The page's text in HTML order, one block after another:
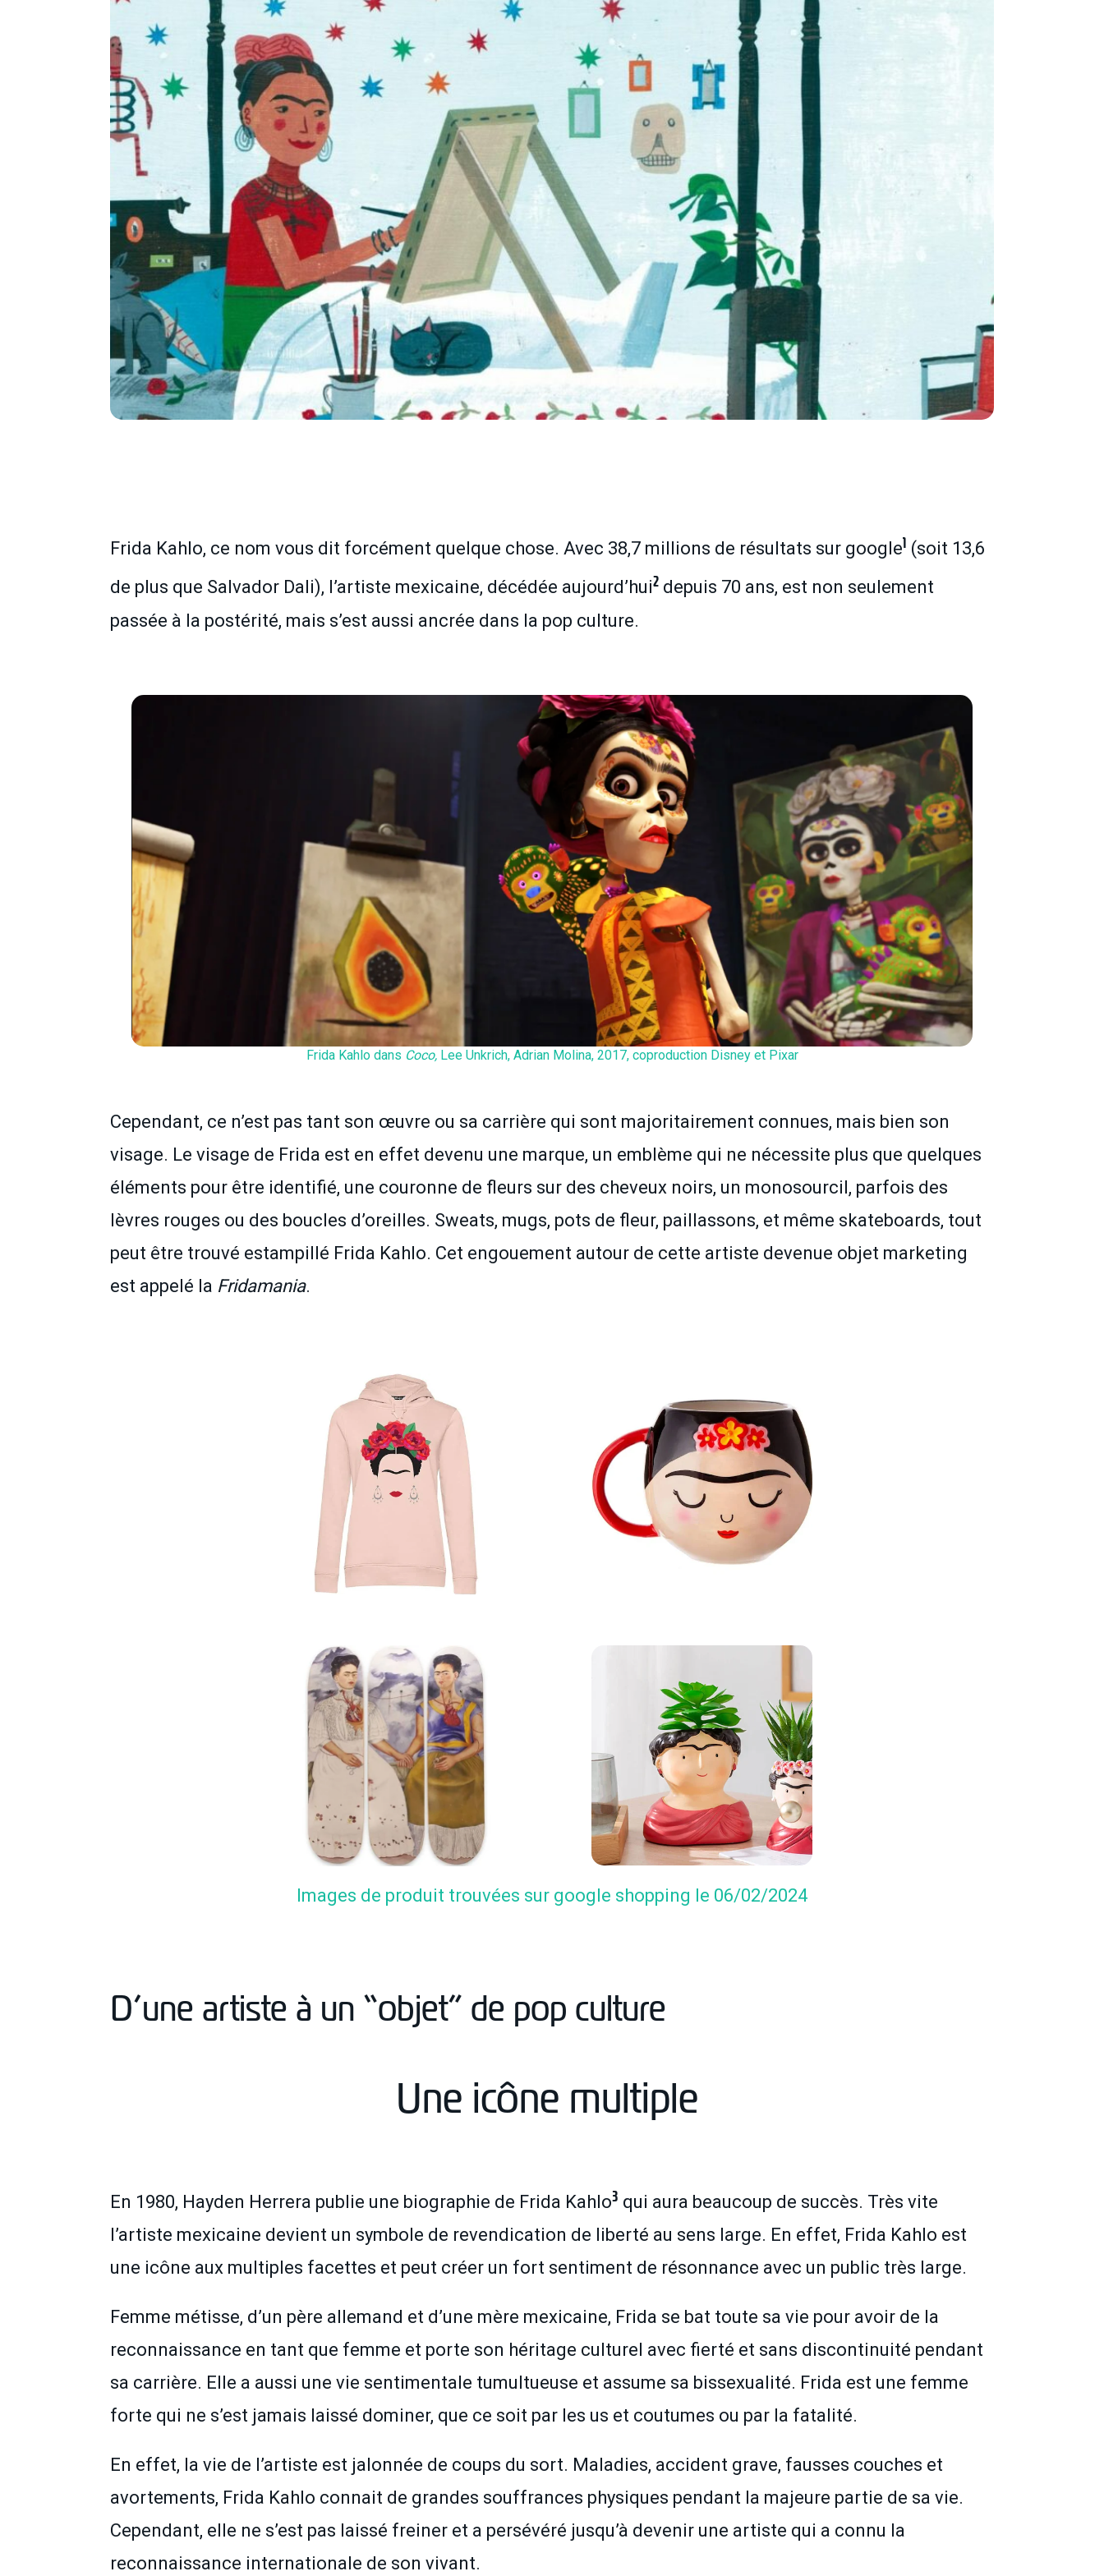
Frida Kahlo, ce nom vous dit forcément quelque chose. Avec 38,7 millions de résultats sur google1 (soit 13,6
de plus que Salvador Dali), l’artiste mexicaine, décédée aujourd’hui2 depuis 70 ans, est non seulement
passée à la postérité, mais s’est aussi ancrée dans la pop culture.
Frida Kahlo dans Coco,Lee Unkrich, Adrian Molina, 2017, coproduction Disney et Pixar
Cependant, ce n’est pas tant son œuvre ou sa carrière qui sont majoritairement connues, mais bien son
visage. Le visage de Frida est en effet devenu une marque, un emblème qui ne nécessite plus que quelques
éléments pour être identifié, une couronne de fleurs sur des cheveux noirs, un monosourcil, parfois des
lèvres rouges ou des boucles d’oreilles. Sweats, mugs, pots de fleur, paillassons, et même skateboards, tout
peut être trouvé estampillé Frida Kahlo. Cet engouement autour de cette artiste devenue objet marketing
est appelé la Fridamania.
Images de produit trouvées sur google shopping le 06/02/2024
D’une artiste à un “objet” de pop culture
Une icône multiple
En 1980, Hayden Herrera publie une biographie de Frida Kahlo3 qui aura beaucoup de succès. Très vite
l’artiste mexicaine devient un symbole de revendication de liberté au sens large. En effet, Frida Kahlo est
une icône aux multiples facettes et peut créer un fort sentiment de résonnance avec un public très large.
Femme métisse, d’un père allemand et d’une mère mexicaine, Frida se bat toute sa vie pour avoir de la
reconnaissance en tant que femme et porte son héritage culturel avec fierté et sans discontinuité pendant
sa carrière. Elle a aussi une vie sentimentale tumultueuse et assume sa bissexualité. Frida est une femme
forte qui ne s’est jamais laissé dominer, que ce soit par les us et coutumes ou par la fatalité.
En effet, la vie de l’artiste est jalonnée de coups du sort. Maladies, accident grave, fausses couches et
avortements, Frida Kahlo connait de grandes souffrances physiques pendant la majeure partie de sa vie.
Cependant, elle ne s’est pas laissé freiner et a persévéré jusqu’à devenir une artiste qui a connu la
reconnaissance internationale de son vivant.